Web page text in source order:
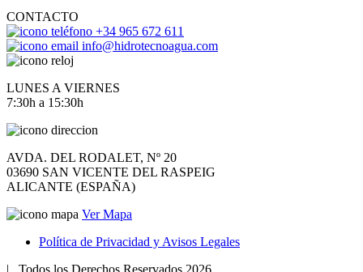
CONTACTO
+34 965 672 611
info@hidrotecnoagua.com
LUNES A VIERNES
7:30h a 15:30h
AVDA. DEL RODALET, Nº 20
03690 SAN VICENTE DEL RASPEIG
ALICANTE (ESPAÑA)
Ver Mapa
Política de Privacidad y Avisos Legales